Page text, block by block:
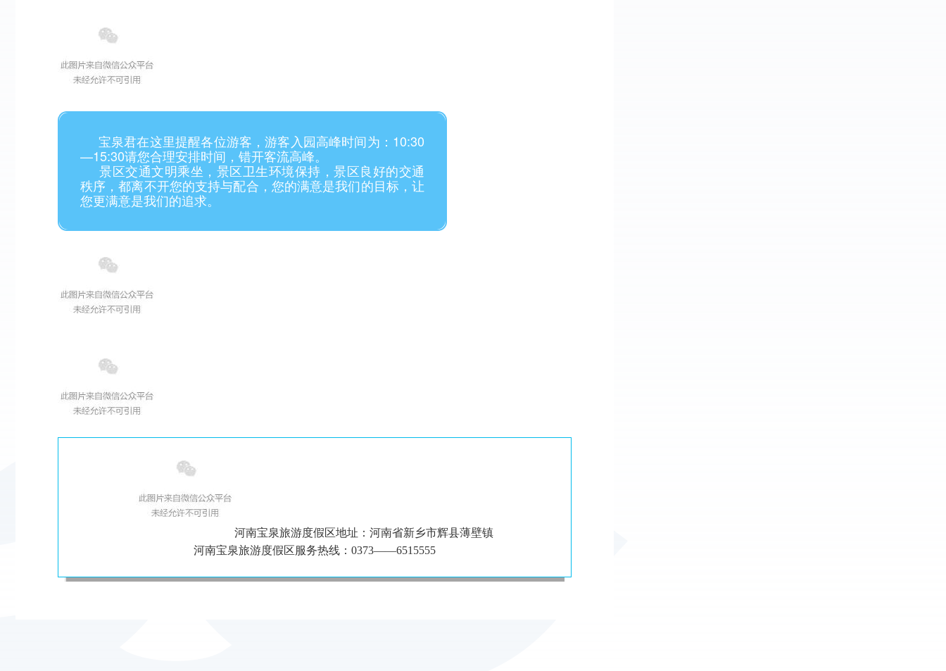
宝泉君在这里提醒各位游客，游客入园高峰时间为：10:30
—15:30请您合理安排时间，错开客流高峰。
景区交通文明乘坐，景区卫生环境保持，景区良好的交通
秩序，都离不开您的支持与配合，您的满意是我们的目标，让
您更满意是我们的追求。
河南宝泉旅游度假区地址：河南省新乡市辉县薄壁镇
河南宝泉旅游度假区服务热线：0373——6515555